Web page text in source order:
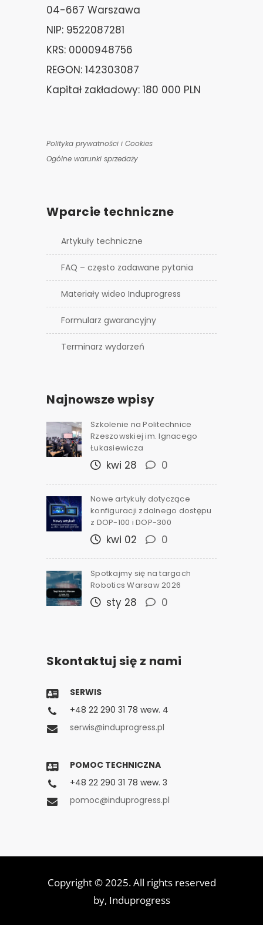
04-667 Warszawa
NIP: 9522087281
KRS: 0000948756
REGON: 142303087
Kapitał zakładowy: 180 000 PLN
Polityka prywatności i Cookies
Ogólne warunki sprzedaży
Wparcie techniczne
Artykuły techniczne
FAQ – często zadawane pytania
Materiały wideo Induprogress
Formularz gwarancyjny
Terminarz wydarzeń
Najnowsze wpisy
Szkolenie na Politechnice
Rzeszowskiej im. Ignacego
Łukasiewicza
kwi 28 0
Nowe artykuły dotyczące
konfiguracji zdalnego dostępu
z DOP-100 i DOP-300
kwi 02 0
Spotkajmy się na targach
Robotics Warsaw 2026
sty 28 0
Skontaktuj się z nami
SERWIS
+48 22 290 31 78 wew. 4
serwis@induprogress.pl
POMOC TECHNICZNA
+48 22 290 31 78 wew. 3
pomoc@induprogress.pl
Copyright © 2025. All rights reserved
by, Induprogress